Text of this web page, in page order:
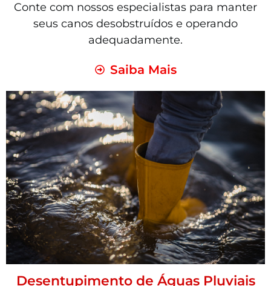
Conte com nossos especialistas para manter
seus canos desobstruídos e operando
adequadamente.
Saiba Mais
Desentupimento de Águas Pluviais